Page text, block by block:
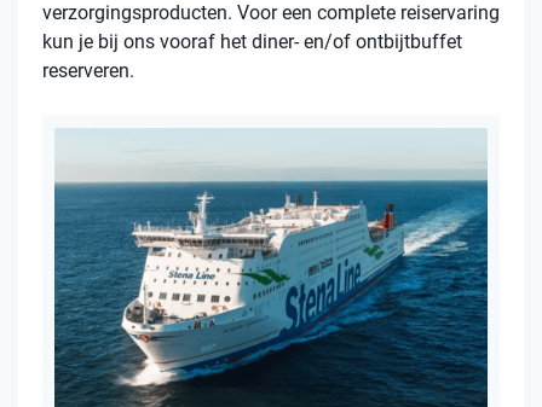
verzorgingsproducten. Voor een complete reiservaring
kun je bij ons vooraf het diner- en/of ontbijtbuffet
reserveren.